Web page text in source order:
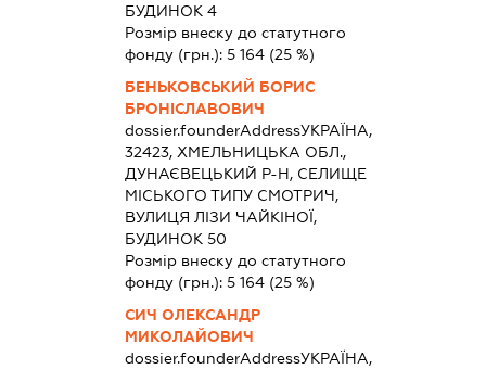
БУДИНОК 4
Розмір внеску до статутного
фонду (грн.): 5 164(25 %)
БЕНЬКОВСЬКИЙ БОРИС
БРОНІСЛАВОВИЧ
dossier.founderAddressУКРАЇНА,
32423, ХМЕЛЬНИЦЬКА ОБЛ.,
ДУНАЄВЕЦЬКИЙ Р-Н, СЕЛИЩЕ
МІСЬКОГО ТИПУ СМОТРИЧ,
ВУЛИЦЯ ЛІЗИ ЧАЙКІНОЇ,
БУДИНОК 50
Розмір внеску до статутного
фонду (грн.): 5 164(25 %)
СИЧ ОЛЕКСАНДР
МИКОЛАЙОВИЧ
dossier.founderAddressУКРАЇНА,